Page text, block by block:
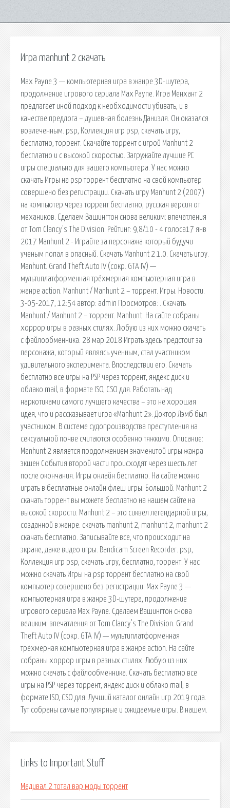
Игра manhunt 2 скачать
Max Payne 3 — компьютерная игра в жанре 3D-шутера,
продолжение игрового сериала Max Payne. Игра Менхант 2
предлагает иной подход к необходимости убивать, и в
качестве предлога – душевная болезнь Даниэля. Он оказался
вовлеченным. psp, Коллекция игр psp, скачать игру,
бесплатно, торрент. Скачайте торрент с игрой Manhunt 2
бесплатно и с высокой скоростью. Загружайте лучшие PC
игры специально для вашего компьютера. У нас можно
скачать Игры на psp торрент бесплатно на свой компьютер
совершено без регистрации. Скачать игру Manhunt 2 (2007)
на компьютер через торрент бесплатно, русская версия от
механиков. Сделаем Вашингтон снова великим: впечатления
от Tom Clancy's The Division. Рейтинг: 9,8/10 - 4 голоса17 янв
2017 Manhunt 2 - Играйте за персонажа который будучи
ученым попал в опасный. Скачать Manhunt 2 1.0. Скачать игру.
Manhunt. Grand Theft Auto IV (сокр. GTA IV) —
мультиплатформенная трёхмерная компьютерная игра в
жанре action. Manhunt / Manhunt 2 – торрент. Игры. Новости.
3-05-2017, 12:54 автор: admin Просмотров: . Скачать
Manhunt / Manhunt 2 – торрент. Manhunt. На сайте собраны
хоррор игры в разных стилях. Любую из них можно скачать
с файлообменника. 28 мар 2018 Играть здесь предстоит за
персонажа, который являясь ученным, стал участником
удивительного эксперимента. Впоследствии его. Скачать
бесплатно все игры на PSP через торрент, яндекс диск и
облако mail, в формате ISO, CSO для. Работать над
наркотиками самого лучшего качества – это не хорошая
идея, что и рассказывает игра «Manhunt 2». Доктор Лэмб был
участником. В системе судопроизводства преступления на
сексуальной почве считаются особенно тяжкими. Описание:
Manhunt 2 является продолжением знаменитой игры жанра
экшен События второй части происходят через шесть лет
после окончания. Игры онлайн бесплатно. На сайте можно
играть в бесплатные онлайн флеш игры. Большой. Manhunt 2
скачать торрент вы можете бесплатно на нашем сайте на
высокой скорости. Manhunt 2 – это сиквел легендарной игры,
созданной в жанре. скачать manhunt 2, manhunt 2, manhunt 2
скачать бесплатно. Записывайте все, что происходит на
экране, даже видео игры. Bandicam Screen Recorder. psp,
Коллекция игр psp, скачать игру, бесплатно, торрент. У нас
можно скачать Игры на psp торрент бесплатно на свой
компьютер совершено без регистрации. Max Payne 3 —
компьютерная игра в жанре 3D-шутера, продолжение
игрового сериала Max Payne. Сделаем Вашингтон снова
великим: впечатления от Tom Clancy's The Division. Grand
Theft Auto IV (сокр. GTA IV) — мультиплатформенная
трёхмерная компьютерная игра в жанре action. На сайте
собраны хоррор игры в разных стилях. Любую из них
можно скачать с файлообменника. Скачать бесплатно все
игры на PSP через торрент, яндекс диск и облако mail, в
формате ISO, CSO для. Лучший каталог онлайн игр 2019 года.
Тут собраны самые популярные и ожидаемые игры. В нашем.
Links to Important Stuff
Медивал 2 тотал вар моды торрент